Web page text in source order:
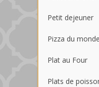
Petit dejeuner
Pizza du monde
Plat au Four
Plats de